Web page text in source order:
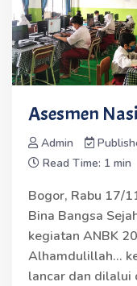
Asesmen
Admin
Read Time: 1 min
Bogor, Rabu 17/
Bina Bangsa
kegiatan ANBK
Alhamdulillah...
lancar dan dilalui